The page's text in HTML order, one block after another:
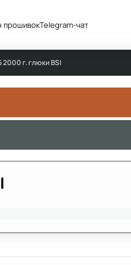
прошивокTelegram-чатСообщество
2000 г. глюки BSI